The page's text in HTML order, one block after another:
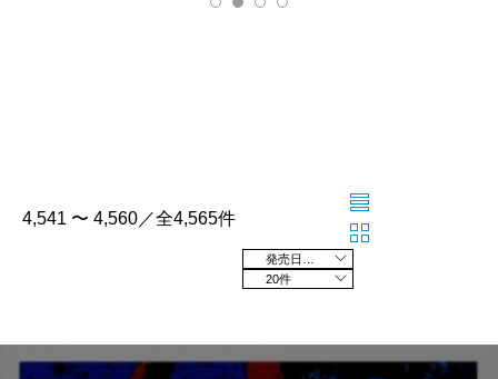
4,541 〜 4,560／全4,565件
20件